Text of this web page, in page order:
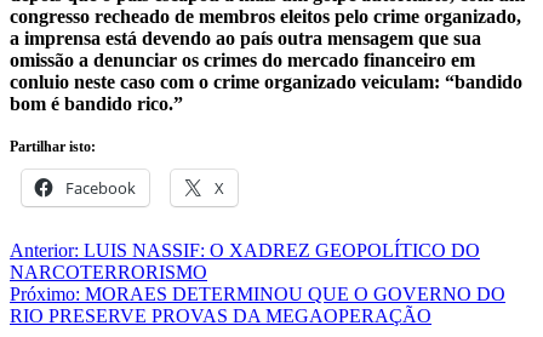
congresso recheado de membros eleitos pelo crime organizado,
a imprensa está devendo ao país outra mensagem que sua
omissão a denunciar os crimes do mercado financeiro em
conluio neste caso com o crime organizado veiculam: “bandido
bom é bandido rico.”
Partilhar isto:
Facebook X
Navegação
de
artigos
Anterior: LUIS NASSIF: O XADREZ GEOPOLÍTICO DO
NARCOTERRORISMO
Próximo: MORAES DETERMINOU QUE O GOVERNO DO
RIO PRESERVE PROVAS DA MEGAOPERAÇÃO